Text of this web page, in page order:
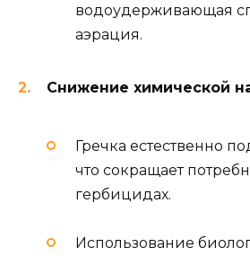
водоудерживающая
аэрация.
Снижение химической
Гречка естественно
что сокращает
гербицидах.
Использование